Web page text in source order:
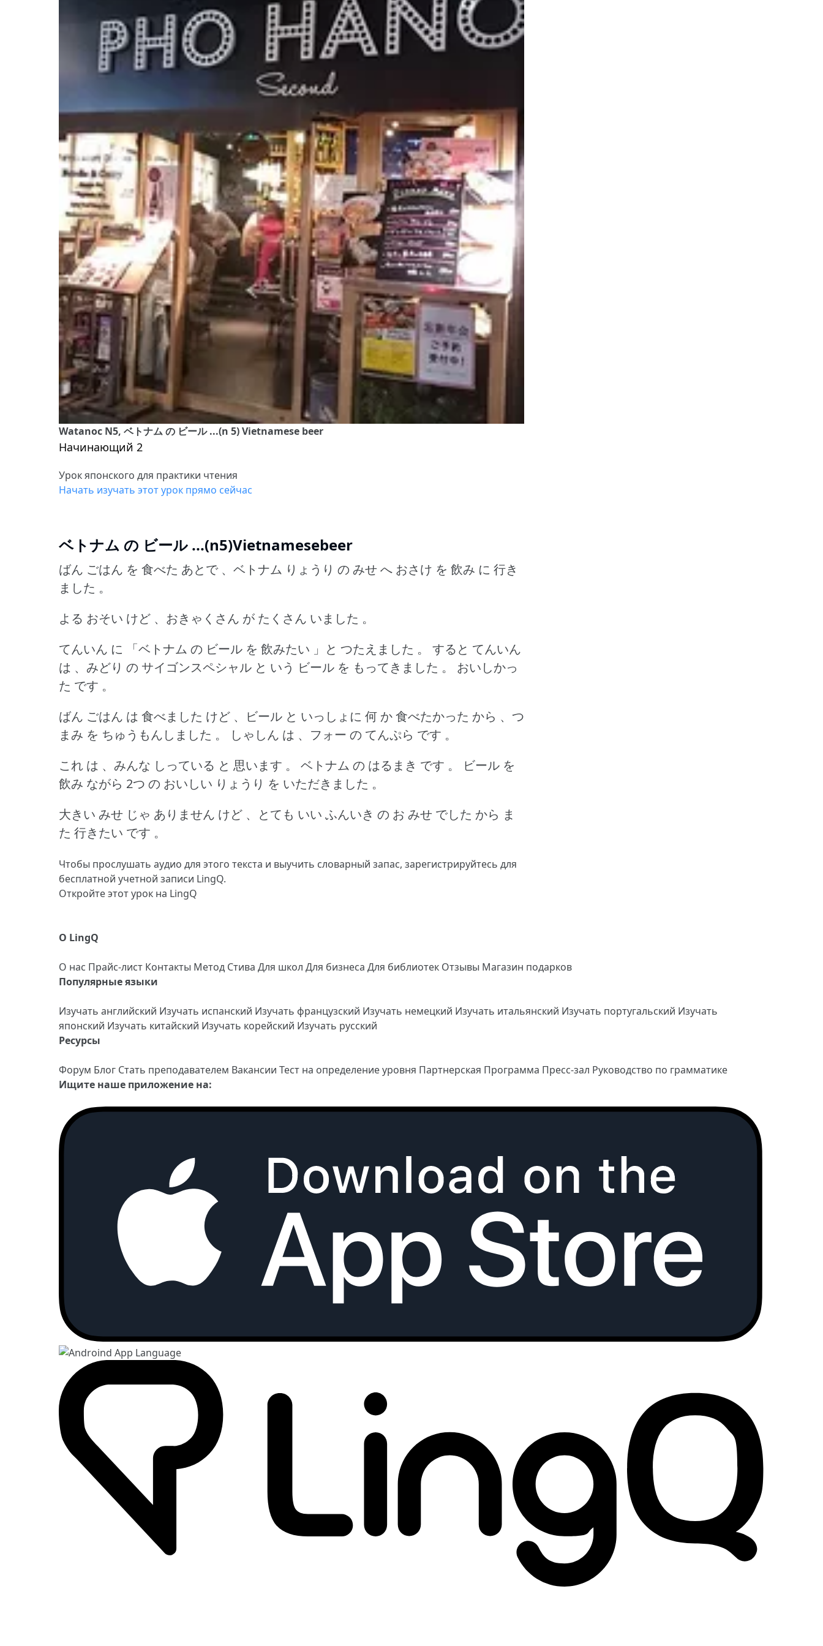
Watanoc N5, ベトナム の ビール ...(n 5) Vietnamese beer
Начинающий 2
Урок японского для практики чтения
Начать изучать этот урок прямо сейчас
ベトナム の ビール ...(n5)Vietnamesebeer
ばん ごはん を 食べた あとで 、ベトナム りょうり の みせ へ おさけ を 飲み に 行き
ました 。
よる おそい けど 、おきゃくさん が たくさん いました 。
てんいん に 「ベトナム の ビール を 飲みたい 」と つたえました 。
すると てんいん
は 、みどり の サイゴンスペシャル と いう ビール を もってきました 。
おいしかっ
た です 。
ばん ごはん は 食べました けど 、ビール と いっしょに 何 か 食べたかった から 、つ
まみ を ちゅうもんしました 。
しゃしん は 、フォー の てんぷら です 。
これ は 、みんな しっている と 思います 。
ベトナム の はるまき です 。
ビール を
飲み ながら 2つ の おいしい りょうり を いただきました 。
大きい みせ じゃ ありません けど 、とても いい ふんいき の お みせ でした から ま
た 行きたい です 。
Чтобы прослушать аудио для этого текста и выучить словарный запас, зарегистрируйтесь для
бесплатной учетной записи LingQ.
Откройте этот урок на LingQ
О LingQ
О нас Прайс-лист Контакты Метод Стива Для школ Для бизнеса Для библиотек Отзывы Магазин подарков
Популярные языки
Изучать английский Изучать испанский Изучать французский Изучать немецкий Изучать итальянский Изучать португальский Изучать
японский Изучать китайский Изучать корейский Изучать русский
Ресурсы
Форум Блог Стать преподавателем Вакансии Тест на определение уровня Партнерская Программа Пресс-зал Руководство по грамматике
Ищите наше приложение на: